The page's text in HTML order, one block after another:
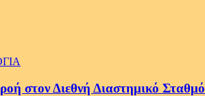
στον Διεθνή Διαστημικό Σταθμό